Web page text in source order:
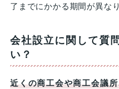
了までにかかる期間が異な
会社設立に関して質
い？
近くの商工会や商工会議